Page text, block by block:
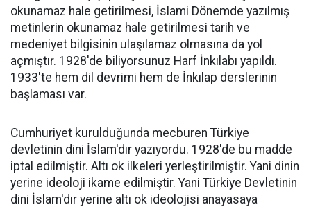
okunamaz hale getirilmesi, İslami Dönemde yazılmış
metinlerin okunamaz hale getirilmesi tarih ve
medeniyet bilgisinin ulaşılamaz olmasına da yol
açmıştır. 1928'de biliyorsunuz Harf İnkılabı yapıldı.
1933'te hem dil devrimi hem de İnkılap derslerinin
başlaması var.
Cumhuriyet kurulduğunda mecburen Türkiye
devletinin dini İslam'dır yazıyordu. 1928'de bu madde
iptal edilmiştir. Altı ok ilkeleri yerleştirilmiştir. Yani dinin
yerine ideoloji ikame edilmiştir. Yani Türkiye Devletinin
dini İslam'dır yerine altı ok ideolojisi anayasaya